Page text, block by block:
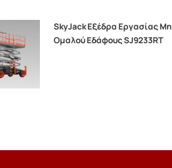
SkyJack Εξέδρα Εργασίας Μη
Ομαλού Εδάφους SJ9233RT